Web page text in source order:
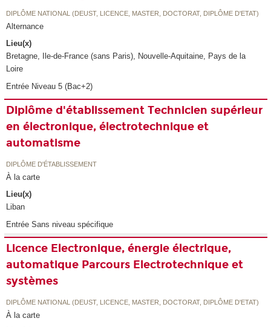
DIPLÔME NATIONAL (DEUST, LICENCE, MASTER, DOCTORAT, DIPLÔME D'ETAT)
Alternance
Lieu(x)
Bretagne, Ile-de-France (sans Paris), Nouvelle-Aquitaine, Pays de la
Loire
Entrée Niveau 5 (Bac+2)
Diplôme d'établissement Technicien supérieur
en électronique, électrotechnique et
automatisme
DIPLÔME D'ÉTABLISSEMENT
À la carte
Lieu(x)
Liban
Entrée Sans niveau spécifique
Licence Electronique, énergie électrique,
automatique Parcours Electrotechnique et
systèmes
DIPLÔME NATIONAL (DEUST, LICENCE, MASTER, DOCTORAT, DIPLÔME D'ETAT)
À la carte